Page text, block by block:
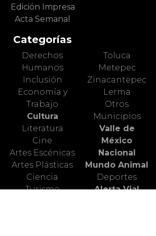
Edición Impresa
Acta Semanal
Categorías
Derechos
Humanos
Inclusión
Economía y
Trabajo
Cultura
Literatura
Cine
Artes Escénicas
Artes Plásticas
Ciencia
Turismo
Toluca
Metepec
Zinacantepec
Lerma
Otros
Municipios
Valle de
México
Nacional
Mundo Animal
Deportes
Alerta Vial